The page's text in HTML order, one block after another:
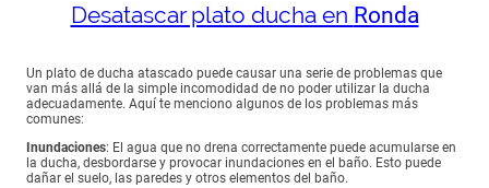
Desatascar plato ducha en Ronda
Un plato de ducha atascado puede causar una serie de problemas que
van más allá de la simple incomodidad de no poder utilizar la ducha
adecuadamente. Aquí te menciono algunos de los problemas más
comunes:
Inundaciones: El agua que no drena correctamente puede acumularse en
la ducha, desbordarse y provocar inundaciones en el baño. Esto puede
dañar el suelo, las paredes y otros elementos del baño.